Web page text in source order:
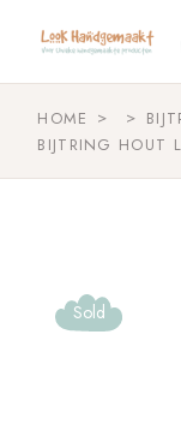
content
HOME
BIJTRING HOUT
Sold